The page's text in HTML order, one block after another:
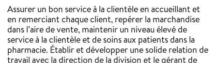
Assurer un bon service à la clientèle en accueillant et
en remerciant chaque client, repérer la marchandise
dans l’aire de vente, maintenir un niveau élevé de
service à la clientèle et de soins aux patients dans la
pharmacie. Établir et développer une solide relation de
travail avec la direction de la division et le gérant de